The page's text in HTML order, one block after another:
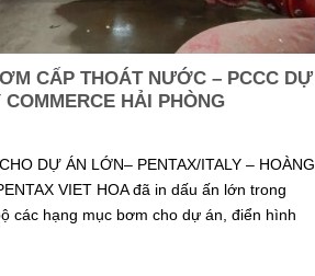
CẤP THOÁT NƯỚC – PCCC DỰ
HẢI PHÒNG
DỰ ÁN LỚN– PENTAX/ITALY – HOÀNG
VIET HOA đã in dấu ấn lớn trong
các hạng mục bơm cho dự án, điển hình